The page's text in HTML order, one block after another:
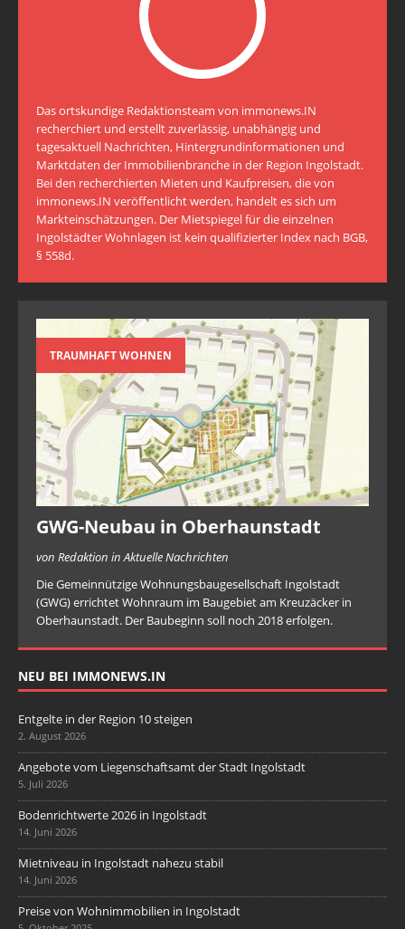
Das ortskundige Redaktionsteam von immonews.IN
recherchiert und erstellt zuverlässig, unabhängig und
tagesaktuell Nachrichten, Hintergrundinformationen und
Marktdaten der Immobilienbranche in der Region Ingolstadt.
Bei den recherchierten Mieten und Kaufpreisen, die von
immonews.IN veröffentlicht werden, handelt es sich um
Markteinschätzungen. Der Mietspiegel für die einzelnen
Ingolstädter Wohnlagen ist kein qualifizierter Index nach BGB,
§ 558d.
TRAUMHAFT WOHNEN
GWG-Neubau in Oberhaunstadt
von Redaktion in Aktuelle Nachrichten
Die Gemeinnützige Wohnungsbaugesellschaft Ingolstadt
(GWG) errichtet Wohnraum im Baugebiet am Kreuzäcker in
Oberhaunstadt. Der Baubeginn soll noch 2018 erfolgen.
NEU BEI IMMONEWS.IN
Entgelte in der Region 10 steigen
2. August 2026
Angebote vom Liegenschaftsamt der Stadt Ingolstadt
5. Juli 2026
Bodenrichtwerte 2026 in Ingolstadt
14. Juni 2026
Mietniveau in Ingolstadt nahezu stabil
14. Juni 2026
Preise von Wohnimmobilien in Ingolstadt